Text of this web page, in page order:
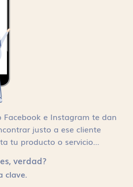
Facebook e Instagram te dan
justo a ese cliente
tu producto o servicio…
verdad?
clave.